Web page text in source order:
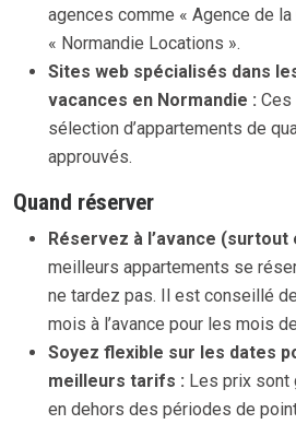
agences comme « Agence de la
« Normandie Locations ».
Sites web spécialisés dans
vacances en Normandie : Ces
sélection d’appartements de
approuvés.
Quand réserver
Réservez à l’avance (surtout
meilleurs appartements se
ne tardez pas. Il est conseillé
mois à l’avance pour les mois
Soyez flexible sur les dates
meilleurs tarifs : Les prix sont
en dehors des périodes de